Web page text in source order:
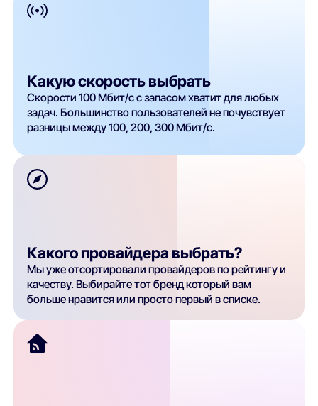
Какую скорость выбрать
Скорости 100 Мбит/с с запасом хватит для любых
задач. Большинство пользователей не почувствует
разницы между 100, 200, 300 Мбит/с.
Какого провайдера выбрать?
Мы уже отсортировали провайдеров по рейтингу и
качеству. Выбирайте тот бренд который вам
больше нравится или просто первый в списке.